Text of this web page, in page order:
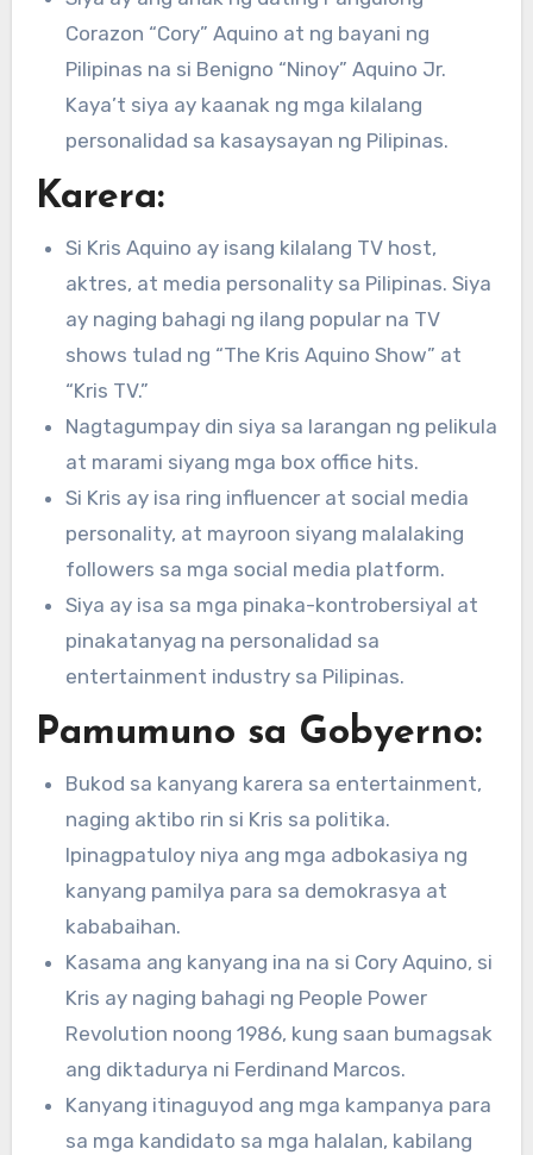
Corazon “Cory” Aquino at ng bayani ng
Pilipinas na si Benigno “Ninoy” Aquino Jr.
Kaya’t siya ay kaanak ng mga kilalang
personalidad sa kasaysayan ng Pilipinas.
Karera:
Si Kris Aquino ay isang kilalang TV host,
aktres, at media personality sa Pilipinas. Siya
ay naging bahagi ng ilang popular na TV
shows tulad ng “The Kris Aquino Show” at
“Kris TV.”
Nagtagumpay din siya sa larangan ng pelikula
at marami siyang mga box office hits.
Si Kris ay isa ring influencer at social media
personality, at mayroon siyang malalaking
followers sa mga social media platform.
Siya ay isa sa mga pinaka-kontrobersiyal at
pinakatanyag na personalidad sa
entertainment industry sa Pilipinas.
Pamumuno sa Gobyerno:
Bukod sa kanyang karera sa entertainment,
naging aktibo rin si Kris sa politika.
Ipinagpatuloy niya ang mga adbokasiya ng
kanyang pamilya para sa demokrasya at
kababaihan.
Kasama ang kanyang ina na si Cory Aquino, si
Kris ay naging bahagi ng People Power
Revolution noong 1986, kung saan bumagsak
ang diktadurya ni Ferdinand Marcos.
Kanyang itinaguyod ang mga kampanya para
sa mga kandidato sa mga halalan, kabilang